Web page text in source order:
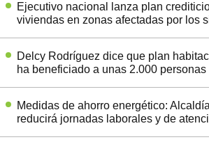
Ejecutivo nacional lanza plan
viviendas en zonas afectadas por los
Delcy Rodríguez dice que plan
ha beneficiado a unas 2.000
Medidas de ahorro energético:
reducirá jornadas laborales y de